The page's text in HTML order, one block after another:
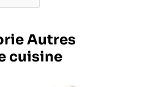
Autres
cuisine